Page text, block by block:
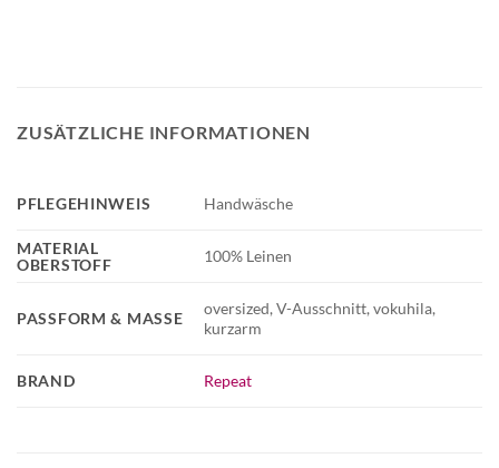
ZUSÄTZLICHE INFORMATIONEN
BRAND Repeat
PFLEGEHINWEIS Handwäsche
MATERIAL
OBERSTOFF
100% Leinen
PASSFORM & MASSE
oversized, V-Ausschnitt, vokuhila,
kurzarm